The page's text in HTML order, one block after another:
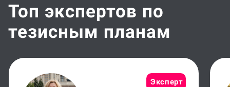
Топ экспертов по
тезисным планам
Эксперт